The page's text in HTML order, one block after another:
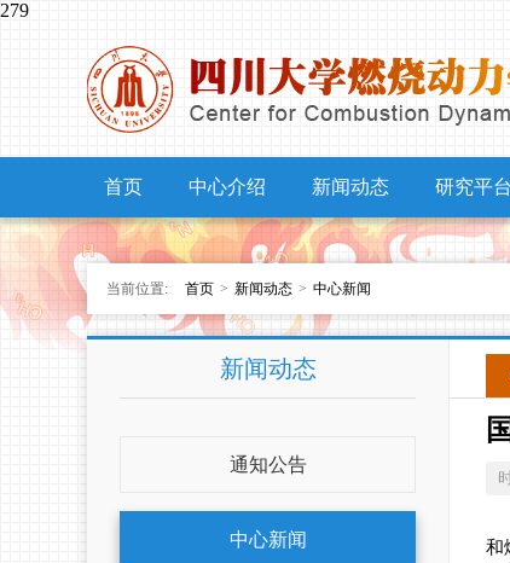
279
首页 中心介绍 新闻动态 研究平台
当前位置: 首页 > 新闻动态 > 中心新闻
新闻动态
通知公告
中心新闻
和